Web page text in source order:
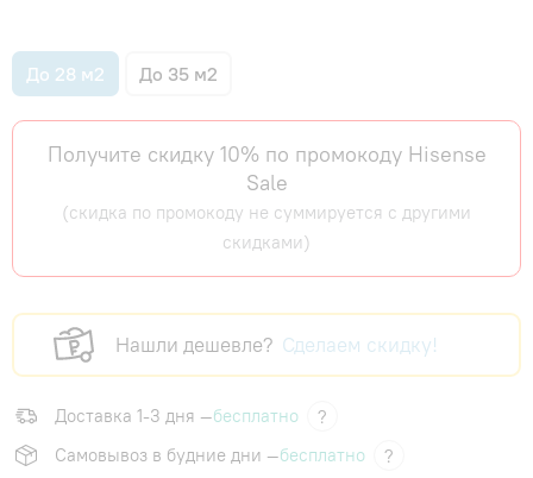
До 28 м2 До 35 м2
Получите скидку 10% по промокоду Hisense
Sale
(скидка по промокоду не суммируется с другими
скидками)
Нашли дешевле? Сделаем скидку!
Доставка 1-3 дня —бесплатно
?
Самовывоз в будние дни —бесплатно ?